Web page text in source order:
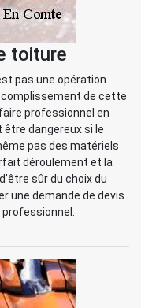
toiture
pas une opération
de cette
professionnel en
être dangereux si le
pas des matériels
déroulement et la
sûr du choix du
une demande de devis